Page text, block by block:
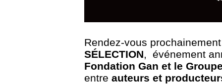
Rendez-vous
SÉLECTION, événement
Fondation Gan et le
entre auteurs et